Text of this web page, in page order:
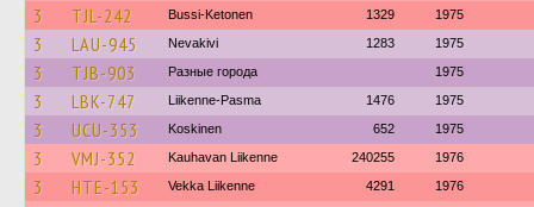
3 TJL-242 Bussi-Ketonen 1329 1975
3 LAU-945 Nevakivi 1283 1975
3 TJB-903 Разные города 1975
3 LBK-747 Liikenne-Pasma 1476 1975
3 UCU-353 Koskinen 652 1975
3 VMJ-352 Kauhavan Liikenne 240255 1976
3 HTE-153 Vekka Liikenne 4291 1976